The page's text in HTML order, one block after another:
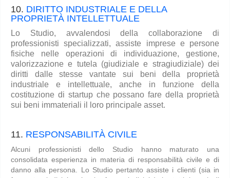
10. DIRITTO INDUSTRIALE E DELLA
PROPRIETÀ INTELLETTUALE
Lo Studio, avvalendosi della collaborazione di
professionisti specializzati, assiste imprese e persone
fisiche nelle operazioni di individuazione, gestione,
valorizzazione e tutela (giudiziale e stragiudiziale) dei
diritti dalle stesse vantate sui beni della proprietà
industriale e intellettuale, anche in funzione della
costituzione di startup che possano fare della proprietà
sui beni immateriali il loro principale asset.
11. RESPONSABILITÀ CIVILE
Alcuni professionisti dello Studio hanno maturato una
consolidata esperienza in materia di responsabilità civile e di
danno alla persona. Lo Studio pertanto assiste i clienti (sia in